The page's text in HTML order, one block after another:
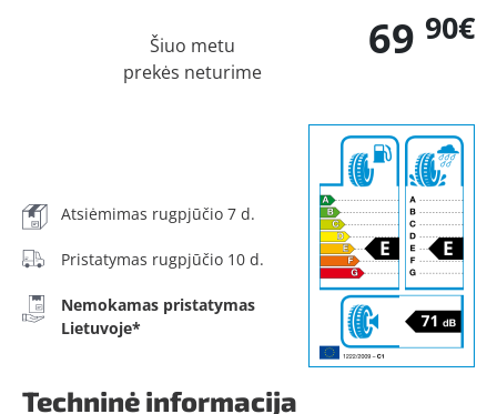
69 90€
Šiuo metu
prekės neturime
Atsiėmimas rugpjūčio 7 d.
Pristatymas rugpjūčio 10 d.
Nemokamas pristatymas
Lietuvoje*
Techninė informacija